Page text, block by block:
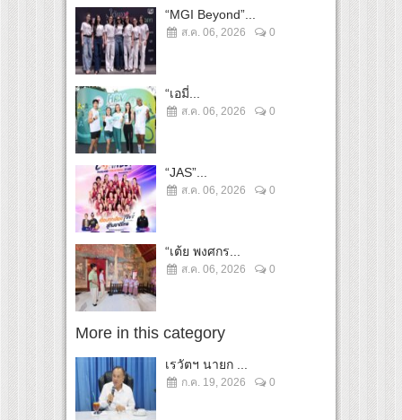
“MGI Beyond”...
ส.ค. 06, 2026 0
“เอมี่...
ส.ค. 06, 2026 0
“JAS”...
ส.ค. 06, 2026 0
“เต้ย พงศกร...
ส.ค. 06, 2026 0
More in this category
เรวัตฯ นายก ...
ก.ค. 19, 2026 0